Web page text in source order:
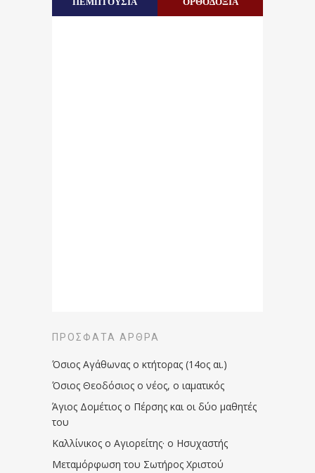
ΠΡΌΣΦΑΤΑ ΆΡΘΡΑ
Όσιος Αγάθωνας ο κτήτορας (14ος αι.)
Όσιος Θεοδόσιος ο νέος, ο ιαματικός
Άγιος Δομέτιος ο Πέρσης και οι δύο μαθητές
του
Καλλίνικος ο Αγιορείτης · ο Ησυχαστής
Μεταμόρφωση του Σωτήρος Χριστού